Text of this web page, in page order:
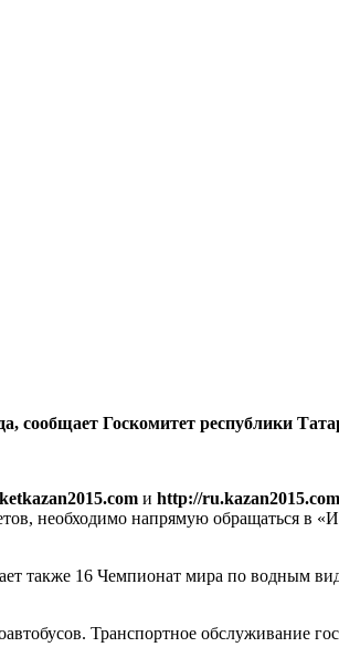
сообщает Госкомитет республики
и http://ru.kazan2015.com
необходимо напрямую обращаться в
также 16 Чемпионат мира по водным
Транспортное обслуживание